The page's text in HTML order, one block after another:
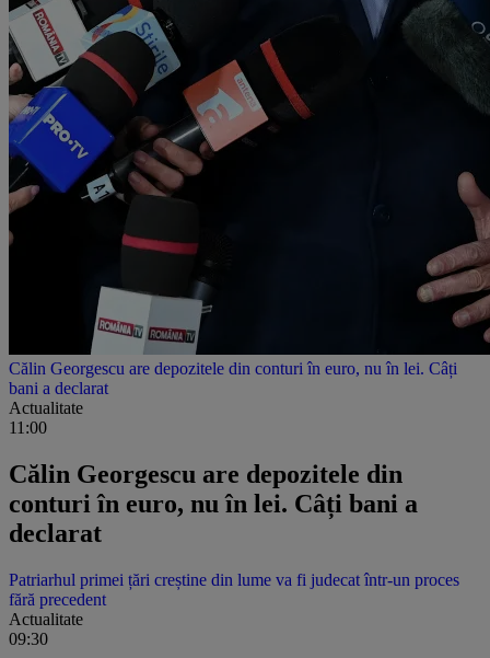
Călin Georgescu are depozitele din conturi în euro, nu în lei. Câți
bani a declarat
Actualitate
11:00
Călin Georgescu are depozitele din
conturi în euro, nu în lei. Câți bani a
declarat
Patriarhul primei țări creștine din lume va fi judecat într-un proces
fără precedent
Actualitate
09:30